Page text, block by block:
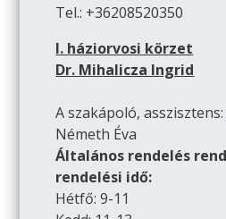
Tel.: +36208520350
I. háziorvosi körzet
Dr. Mihalicza Ingrid
A szakápoló, asszisztens:
Németh Éva
Általános rendelés
rendelési idő:
Hétfő: 9-11